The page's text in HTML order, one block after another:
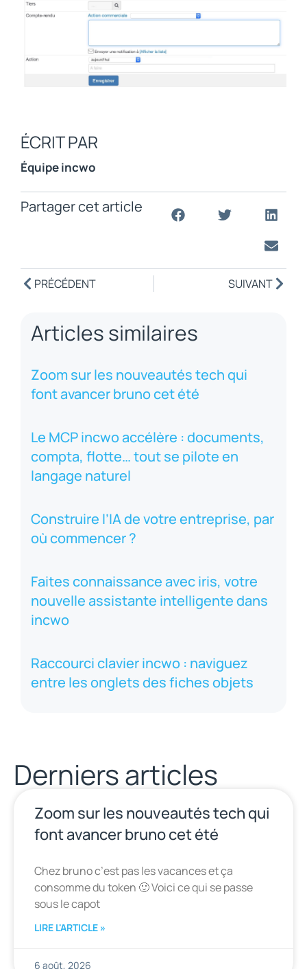
Articles similaires
Zoom sur les nouveautés tech qui
font avancer bruno cet été
Le MCP incwo accélère : documents,
compta, flotte… tout se pilote en
langage naturel
Construire l’IA de votre entreprise, par
où commencer ?
Faites connaissance avec iris, votre
nouvelle assistante intelligente dans
incwo
Raccourci clavier incwo : naviguez
entre les onglets des fiches objets
ÉCRIT PAR
Équipe incwo
Partager cet article
PRÉCÉDENT SUIVANT
Derniers articles
Zoom sur les nouveautés tech qui
font avancer bruno cet été
Chez bruno c’est pas les vacances et ça
consomme du token 🙂 Voici ce qui se passe
sous le capot
LIRE L'ARTICLE »
6 août, 2026